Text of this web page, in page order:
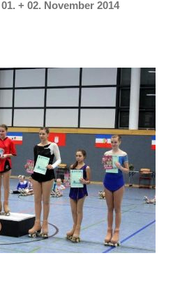
+ 02. November 2014